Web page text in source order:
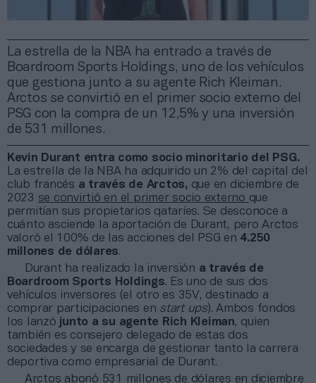
La estrella de la NBA ha entrado a través de
Boardroom Sports Holdings, uno de los vehículos
que gestiona junto a su agente Rich Kleiman.
Arctos se convirtió en el primer socio externo del
PSG con la compra de un 12,5% y una inversión
de 531 millones.
Kevin Durant entra como socio minoritario del PSG.
La estrella de la NBA ha adquirido un 2% del capital del
club francés a través de Arctos, que en diciembre de
2023 se convirtió en el primer socio externo que
permitían sus propietarios qataríes. Se desconoce a
cuánto asciende la aportación de Durant, pero Arctos
valoró el 100% de las acciones del PSG en 4.250
millones de dólares.
Durant ha realizado la inversión a través de
Boardroom Sports Holdings. Es uno de sus dos
vehículos inversores (el otro es 35V, destinado a
comprar participaciones en start ups). Ambos fondos
los lanzó junto a su agente Rich Kleiman, quien
también es consejero delegado de estas dos
sociedades y se encarga de gestionar tanto la carrera
deportiva como empresarial de Durant.
Arctos abonó 531 millones de dólares en diciembre